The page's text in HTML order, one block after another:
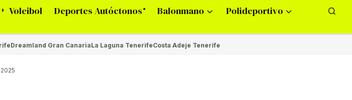
Voleibol Deportes Autóctonos Balonmano Polideportivo
Dreamland Gran CanariaLa Laguna TenerifeCosta Adeje Tenerife